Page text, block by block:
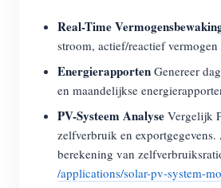
Real-Time
stroom, actief/reactief
Energierapporten Genereer
en maandelijkse
PV-Systeem Analyse Vergelijk
zelfverbruik en exportgegevens.
berekening van
/applications/solar-pv-system-